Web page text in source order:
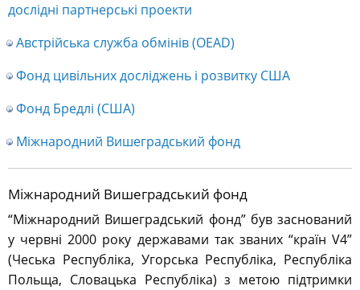
дослідні партнерські проекти
Австрійська служба обмінів (OEAD)
Фонд цивільних досліджень і розвитку США
Фонд Бредлі (США)
Міжнародний Вишеградський фонд
Міжнародний Вишеградський фонд
“Міжнародний Вишеградський фонд” був заснований
у червні 2000 року державами так званих “країн V4”
(Чеська Республіка, Угорська Республіка, Республіка
Польща, Словацька Республіка) з метою підтримки